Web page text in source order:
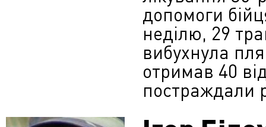
допомоги
неділю, 29
вибухнула
отримав 40
постраждали